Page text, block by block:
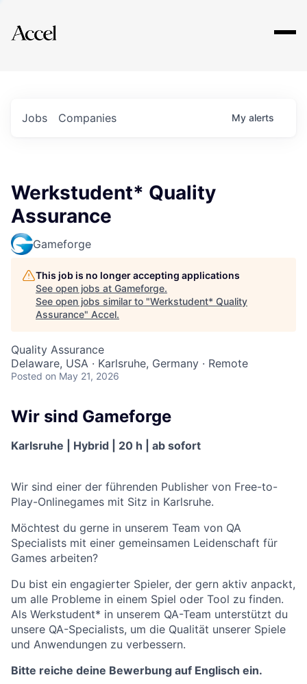
Explore
Jobs Companies My alerts
Werkstudent* Quality
Assurance
Gameforge
This job is no longer accepting applications
See open jobs at Gameforge.
See open jobs similar to "Werkstudent* Quality
Assurance" Accel.
Quality Assurance
Delaware, USA · Karlsruhe, Germany · Remote
Posted on May 21, 2026
Wir sind Gameforge
Karlsruhe | Hybrid | 20 h | ab sofort
Wir sind einer der führenden Publisher von Free-to-
Play-Onlinegames mit Sitz in Karlsruhe.
Möchtest du gerne in unserem Team von QA
Specialists mit einer gemeinsamen Leidenschaft für
Games arbeiten?
Du bist ein engagierter Spieler, der gern aktiv anpackt,
um alle Probleme in einem Spiel oder Tool zu finden.
Als Werkstudent* in unserem QA-Team unterstützt du
unsere QA-Specialists, um die Qualität unserer Spiele
und Anwendungen zu verbessern.
Bitte reiche deine Bewerbung auf Englisch ein.